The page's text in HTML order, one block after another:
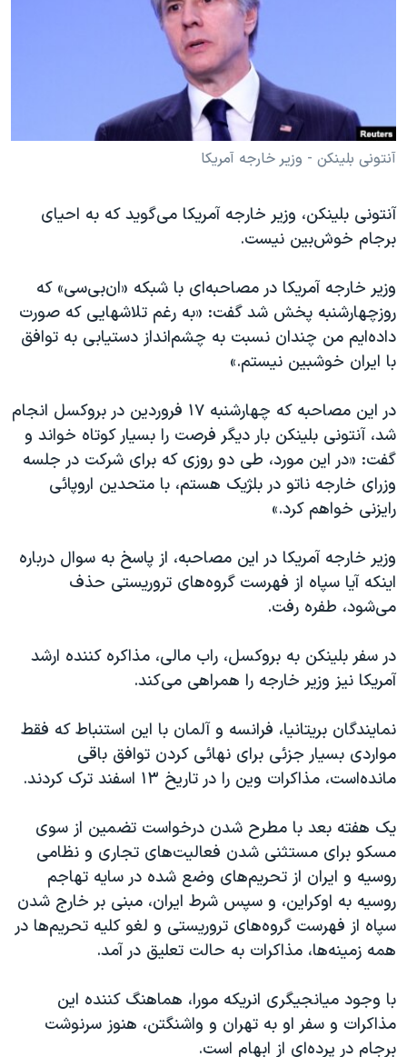
علم و فناوری
آرشیو پخش زنده
انتخابات ریاست جمهوری آمریکا ۲۰۲۴
حمله جمهوری اسلامی به اسرائیل
رمز مهسا
مجموعه مستندهای دادخواهی
تریبونال مردمی آبان ۹۸
دادگاه حمید نوری
چهل سال گروگان‌گیری
قانون شفافیت دارائی کادر رهبری ایران
اسرائیل در جنگ
نرگس محمدی برنده جایزه نوبل صلح
همایش محافظه‌کاران آمریکا «سی‌پک»
صفحه‌های ویژه
زبانهای مختلف
آنتونی بلینکن - وزیر خارجه آمریکا
آنتونی بلینکن، وزیر خارجه آمریکا می‌گوید که به احیای
برجام خوش‌بین نیست.
وزیر خارجه آمریکا در مصاحبه‌ای با شبکه «ان‌بی‌سی» که
روزچهارشنبه پخش شد گفت: «به رغم تلاشهایی که صورت
داده‌ایم من چندان نسبت به چشم‌انداز دستیابی به توافق
با ایران خوشبین نیستم.»
در این مصاحبه که چهارشنبه ۱۷ فروردین در بروکسل انجام
شد، آنتونی بلینکن بار دیگر فرصت را بسیار کوتاه خواند و
گفت: «در این مورد، طی دو روزی که برای شرکت در جلسه
وزرای خارجه ناتو در بلژیک هستم، با متحدین اروپائی
رایزنی خواهم کرد.»
وزیر خارجه آمریکا در این مصاحبه، از پاسخ به سوال درباره
اینکه آیا سپاه از فهرست گروه‌های تروریستی حذف
می‌شود، طفره رفت.
در سفر بلینکن به بروکسل، راب مالی، مذاکره کننده ارشد
آمریکا نیز وزیر خارجه را همراهی می‌کند.
نمایندگان بریتانیا، فرانسه و آلمان با این استنباط که فقط
مواردی بسیار جزئی برای نهائی کردن توافق باقی
مانده‌است، مذاکرات وین را در تاریخ ۱۳ اسفند ترک کردند.
یک هفته بعد با مطرح شدن درخواست تضمین از سوی
مسکو برای مستثنی شدن فعالیت‌های تجاری و نظامی
روسیه و ایران از تحریم‌های وضع شده در سایه تهاجم
روسیه به اوکراین، و سپس شرط ایران، مبنی بر خارج شدن
سپاه از فهرست گروه‌های تروریستی و لغو کلیه تحریم‌ها در
همه زمینه‌ها، مذاکرات به حالت تعلیق در آمد.
با وجود میانجیگری انریکه مورا، هماهنگ کننده این
مذاکرات و سفر او به تهران و واشنگتن، هنوز سرنوشت
برجام در پرده‌ای از ابهام است.